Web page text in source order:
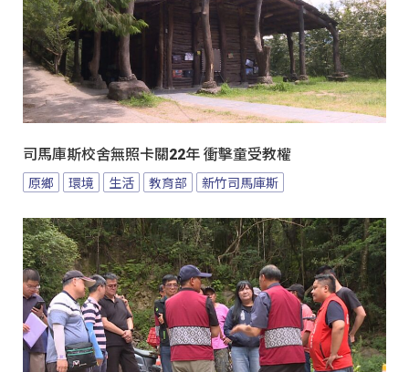
司馬庫斯校舍無照卡關22年 衝擊童受教權
原鄉 環境 生活 教育部 新竹司馬庫斯